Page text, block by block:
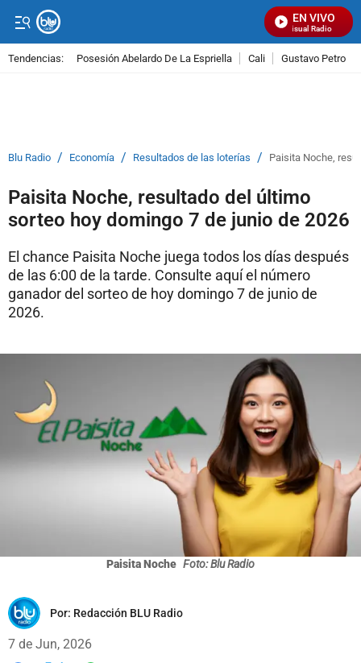
EN VIVO
Señal Visual Radio
Tendencias: Posesión Abelardo De La Espriella Cali Gustavo Petro
Blu Radio / Economía / Resultados de las loterías / Paisita Noche,
Paisita Noche, resultado del último
sorteo hoy domingo 7 de junio de 2026
El chance Paisita Noche juega todos los días después
de las 6:00 de la tarde. Consulte aquí el número
ganador del sorteo de hoy domingo 7 de junio de
2026.
Paisita Noche Foto: Blu Radio
Por: Redacción BLU Radio
7 de Jun, 2026